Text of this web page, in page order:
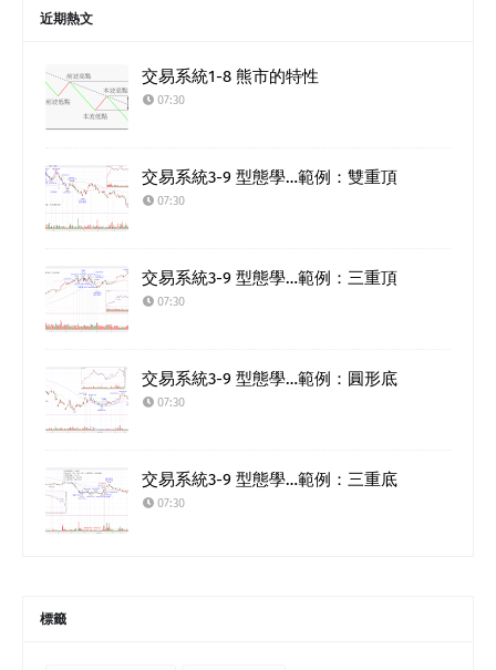
近期熱文
交易系統1-8 熊市的特性
07:30
交易系統3-9 型態學…範例：雙重頂
07:30
交易系統3-9 型態學…範例：三重頂
07:30
交易系統3-9 型態學…範例：圓形底
07:30
交易系統3-9 型態學…範例：三重底
07:30
標籤